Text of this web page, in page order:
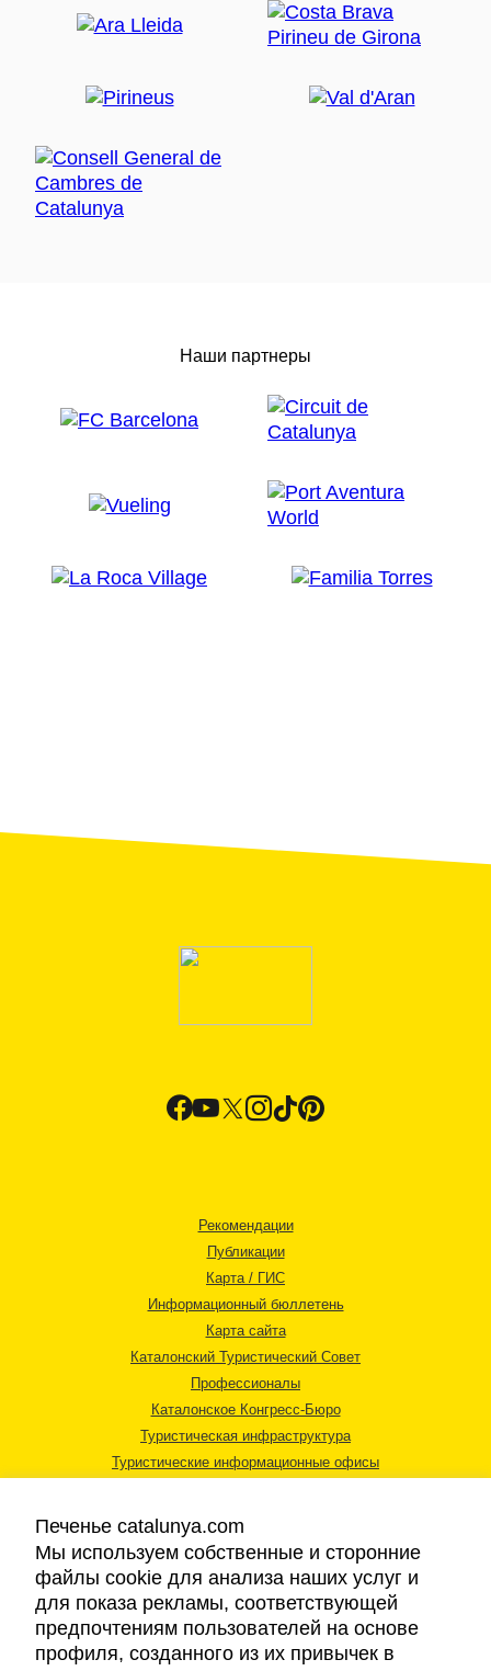
Наши партнеры
Рекомендации
Публикации
Карта / ГИС
Информационный бюллетень
Карта сайта
Каталонский Туристический Совет
Профессионалы
Каталонское Конгресс-Бюро
Туристическая инфраструктура
Туристические информационные офисы
Правовая информация
Печенье catalunya.com
Мы используем собственные и сторонние
файлы cookie для анализа наших услуг и
для показа рекламы, соответствующей
предпочтениям пользователей на основе
профиля, созданного из их привычек в